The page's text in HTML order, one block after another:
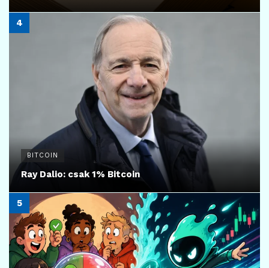
BITCOIN
Ray Dalio: csak 1% Bitcoin